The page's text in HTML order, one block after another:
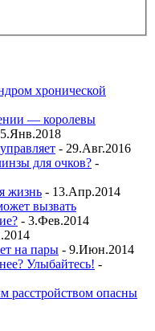
хронической
— королевы
- 29.Авг.2016
для очков? -
жизнь - 13.Апр.2014
вызвать
- 3.Фев.2014
на пары - 9.Июн.2014
Улыбайтесь! -
расстройством опасны